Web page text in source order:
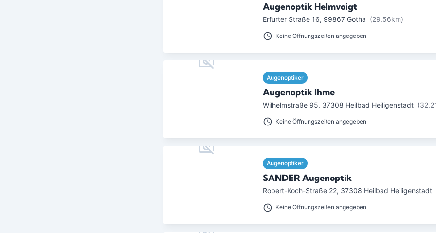
Augenoptik Helmvoigt
Erfurter Straße 16, 99867 Gotha (29.56km)
Keine Öffnungszeiten angegeben
Augenoptiker
Augenoptik Ihme
Wilhelmstraße 95, 37308 Heilbad Heiligenstadt
Keine Öffnungszeiten angegeben
Augenoptiker
SANDER Augenoptik
Robert-Koch-Straße 22, 37308 Heilbad Heiligenstadt
Keine Öffnungszeiten angegeben